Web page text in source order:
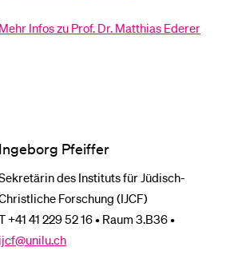
Mehr Infos zu Prof. Dr. Matthias Ederer
Ingeborg Pfeiffer
des Instituts für Jüdisch-
Forschung (IJCF)
+41 41 229 52 16 • Raum 3.B36 •
ijcf@unilu.ch